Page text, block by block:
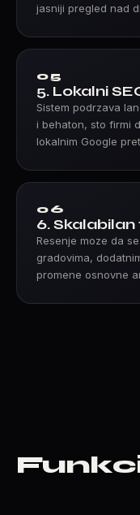
jasniji pregled nad
05
5. Lokalni
Sistem podrzava
i behaton, sto firmi
lokalnim Google
06
6.
Resenje moze da
gradovima,
promene osnovne